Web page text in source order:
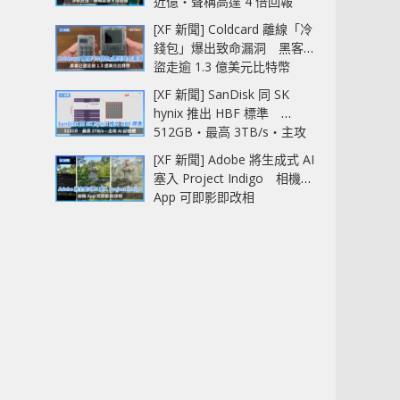
[XF 新聞] Coldcard 離線「冷
錢包」爆出致命漏洞 黑客已
盜走逾 1.3 億美元比特幣
[XF 新聞] SanDisk 同 SK
hynix 推出 HBF 標準
512GB‧最高 3TB/s‧主攻
AI 記憶體
[XF 新聞] Adobe 將生成式 AI
塞入 Project Indigo 相機
App 可即影即改相